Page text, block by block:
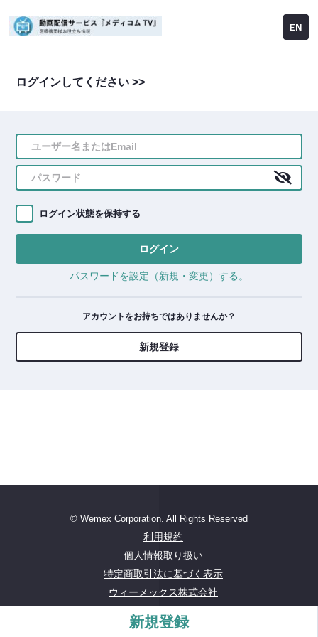
EN
ログインしてください >>
ログイン状態を保持する
ログイン
パスワードを設定（新規・変更）する。
アカウントをお持ちではありませんか？
新規登録
© Wemex Corporation. All Rights Reserved
利用規約
個人情報取り扱い
特定商取引法に基づく表示
ウィーメックス株式会社
新規登録